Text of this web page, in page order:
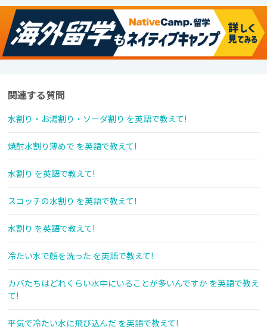
関連する質問
水割り・お湯割り・ソーダ割り を英語で教えて!
焼酎水割り薄めで を英語で教えて!
水割り を英語で教えて!
スコッチの水割り を英語で教えて!
水割り を英語で教えて!
冷たい水で顔を洗った を英語で教えて!
カバたちはどれくらい水中にいることが多いんですか を英語で教え
て!
平気で冷たい水に飛び込んだ を英語で教えて!